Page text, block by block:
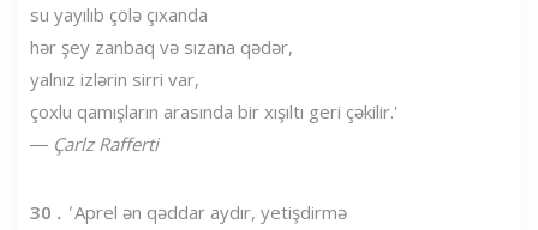
su yayılıb çölə çıxanda
hər şey zanbaq və sızana qədər,
yalnız izlərin sirri var,
çoxlu qamışların arasında bir xışıltı geri çəkilir.'
― Çarlz Rafferti
30 . Aprel ən qəddar aydır, yetişdirmə